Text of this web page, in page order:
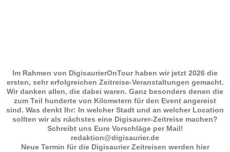
Im Rahmen von DigisaurierOnTour haben wir jetzt 2026 die
ersten, sehr erfolgreichen Zeitreise-Veranstaltungen gemacht.
Wir danken allen, die dabei waren. Ganz besonders denen die
zum Teil hunderte von Kilometern für den Event angereist
sind. Was denkt Ihr: In welcher Stadt und an welcher Location
sollten wir als nächstes eine Digisaurer-Zeitreise machen?
Schreibt uns Eure Vorschläge per Mail!
redaktion@digisaurier.de
Neue Termin für die Digisaurier Zeitreisen werden hier